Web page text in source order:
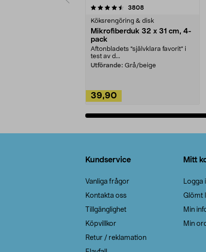
3808recensioner
Köksrengöring & disk
Mikrofiberduk 32 x 31 cm, 4-
pack
Aftonbladets "självklara favorit” i
test av d...
Utförande: Grå/beige
39,90
4.0av 5 stjärnor
Kundservice
Vanliga frågor
Kontakta oss
Tillgänglighet
Köpvillkor
Retur / reklamation
Mitt
Logga
Glömt
Min
Min